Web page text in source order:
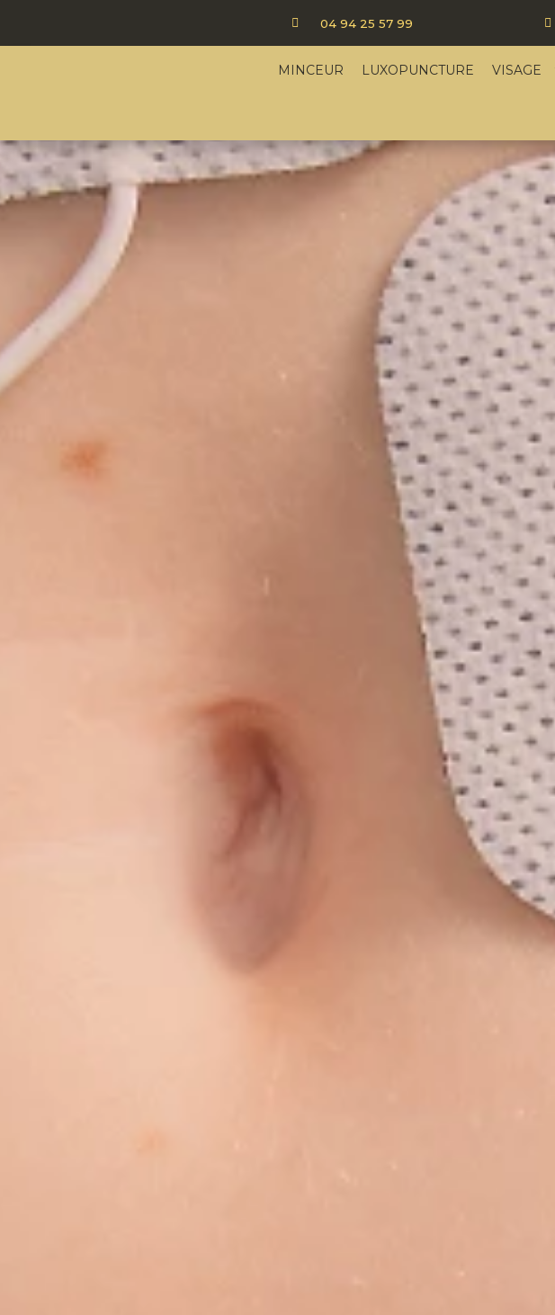
 04 94 25 57 99 
MINCEUR LUXOPUNCTURE VISAGE